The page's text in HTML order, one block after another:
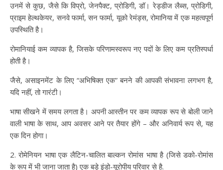
उनमें से कुछ, जैसे कि विप्रो, जेनपैक्ट, प्रोडिगी, डॉ। रेड्डीज लैब्स, प्रोडिगी,
प्राइम हेल्थकेयर, सनवे फार्मा, सन फार्मा, यूको रेमंड्स, रोमानिया में एक महत्वपूर्ण
उपस्थिति है।
रोमानियाई कम व्यापक है, जिसके परिणामस्वरूप नए पदों के लिए कम प्रतिस्पर्धा
होती है।
जैसे, असाइनमेंट के लिए “अभिषिक्त एक” बनने की आपकी संभावना लगभग है,
यदि नहीं, तो गारंटी।
भाषा सीखने में समय लगता है। अपनी आस्तीन पर कम व्यापक रूप से बोली जाने
वाली भाषा के साथ, आप अवसर आने पर तैयार होंगे – और अनिवार्य रूप से, यह
एक दिन होगा।
2. रोमेनियन भाषा एक लैटिन-चालित बाल्कन रोमांस भाषा है (जिसे डको-रोमांस
के रूप में भी जाना जाता है) एक बड़े इंडो-यूरोपीय परिवार से है.